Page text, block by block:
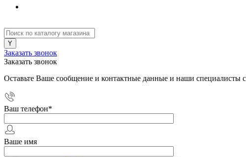
Заказать звонок
Заказать звонок
Оставьте Ваше сообщение и контактные данные и наши специалисты
Ваш телефон*
Ваше имя